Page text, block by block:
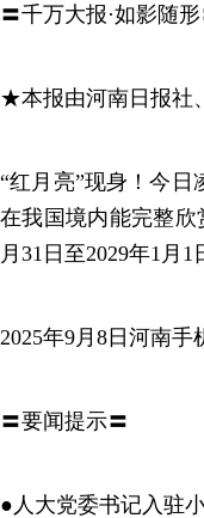
〓千万大报·如影随形
★本报由河南日报社
“红月亮”现身！今日
在我国境内能完整欣
月31日至2029年1月1
2025年9月8日河南
〓要闻提示〓
●人大党委书记入驻